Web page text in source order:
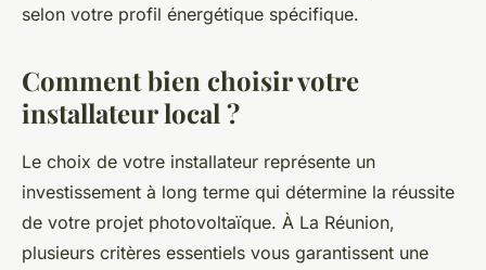
selon votre profil énergétique spécifique.
Comment bien choisir votre
installateur local ?
Le choix de votre installateur représente un
investissement à long terme qui détermine la réussite
de votre projet photovoltaïque. À La Réunion,
plusieurs critères essentiels vous garantissent une